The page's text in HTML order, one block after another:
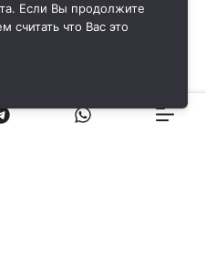
Если Вы продолжите
считать что Вас это